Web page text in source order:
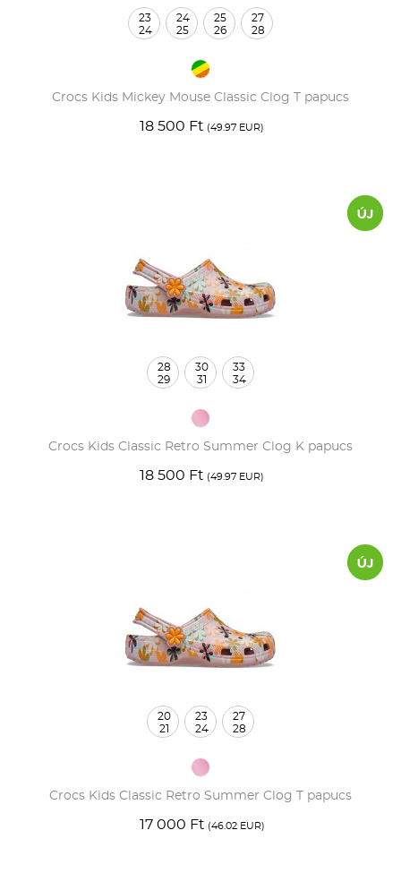
Crocs Kids Mickey Mouse Classic Clog T papucs
18 500 Ft (49.97 EUR)
23
24
24
25
25
26
27
28
Crocs Kids Classic Retro Summer Clog K papucs
18 500 Ft (49.97 EUR)
28
29
30
31
33
34
Crocs Kids Classic Retro Summer Clog T papucs
17 000 Ft (46.02 EUR)
20
21
23
24
27
28